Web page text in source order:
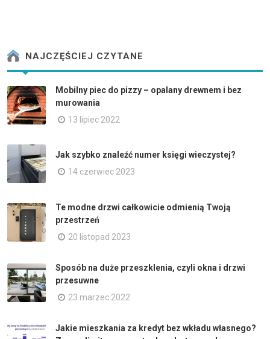
NAJCZĘŚCIEJ CZYTANE
Mobilny piec do pizzy – opalany drewnem i bez
murowania
13 lipiec 2022
Jak szybko znaleźć numer księgi wieczystej?
14 czerwiec 2023
Te modne drzwi całkowicie odmienią Twoją
przestrzeń
20 listopad 2023
Sposób na duże przeszklenia, czyli okna i drzwi
przesuwne
23 marzec 2022
Jakie mieszkania za kredyt bez wkładu własnego?